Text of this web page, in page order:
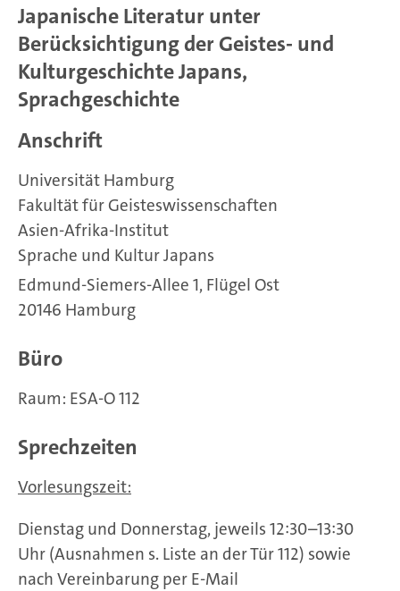
Japanische Literatur unter
Berücksichtigung der Geistes- und
Kulturgeschichte Japans,
Sprachgeschichte
Anschrift
Universität Hamburg
Fakultät für Geisteswissenschaften
Asien-Afrika-Institut
Sprache und Kultur Japans
Edmund-Siemers-Allee 1, Flügel Ost
20146 Hamburg
Büro
Raum: ESA-O 112
Sprechzeiten
Vorlesungszeit:
Dienstag und Donnerstag, jeweils 12:30–13:30
Uhr (Ausnahmen s. Liste an der Tür 112) sowie
nach Vereinbarung per E-Mail